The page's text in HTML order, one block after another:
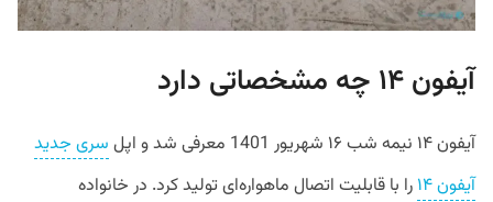
آیفون ۱۴ چه مشخصاتی دارد
آیفون ۱۴ نیمه شب ۱۶ شهریور 1401 معرفی شد و اپل
سری جدید
آیفون ۱۴
را با قابلیت اتصال ماهواره‌ای تولید کرد. در خانواده